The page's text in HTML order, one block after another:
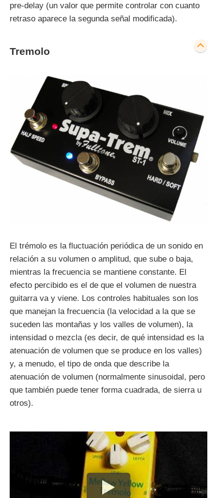
pre-delay (un valor que permite controlar con cuanto
retraso aparece la segunda señal modificada).
Tremolo
El trémolo es la fluctuación periódica de un sonido en
relación a su volumen o amplitud, que sube o baja,
mientras la frecuencia se mantiene constante. El
efecto percibido es el de que el volumen de nuestra
guitarra va y viene. Los controles habituales son los
que manejan la frecuencia (la velocidad a la que se
suceden las montañas y los valles de volumen), la
intensidad o mezcla (es decir, de qué intensidad es la
atenuación de volumen que se produce en los valles)
y, a menudo, el tipo de onda que describe la
atenuación de volumen (normalmente sinusoidal, pero
que también puede tener forma cuadrada, de sierra u
otros).